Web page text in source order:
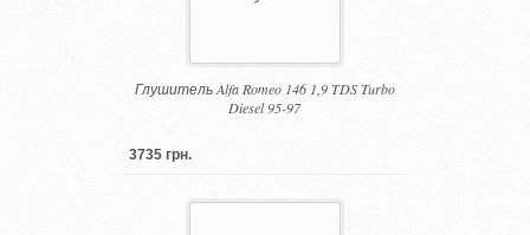
Глушитель Alfa Romeo 146 1,9 TDS Turbo
Diesel 95-97
3735 грн.